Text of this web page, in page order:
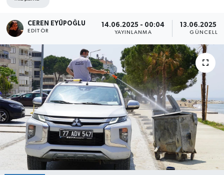
CEREN EYÜPOĞLU
EDITÖR
14.06.2025 - 00:04
YAYINLANMA
13.06.2025 -
RESMİ İLAN